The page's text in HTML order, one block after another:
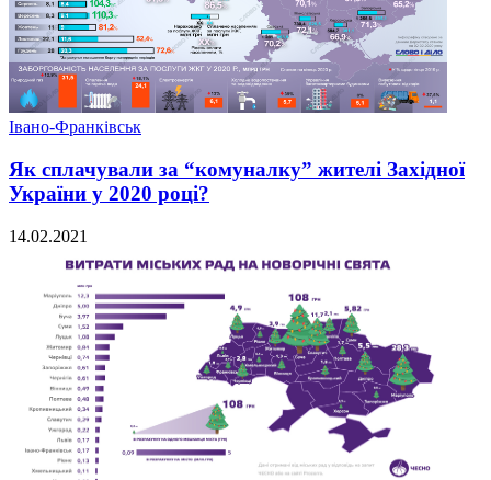
Івано-Франківськ
Як сплачували за “комуналку” жителі Західної
України у 2020 році?
14.02.2021